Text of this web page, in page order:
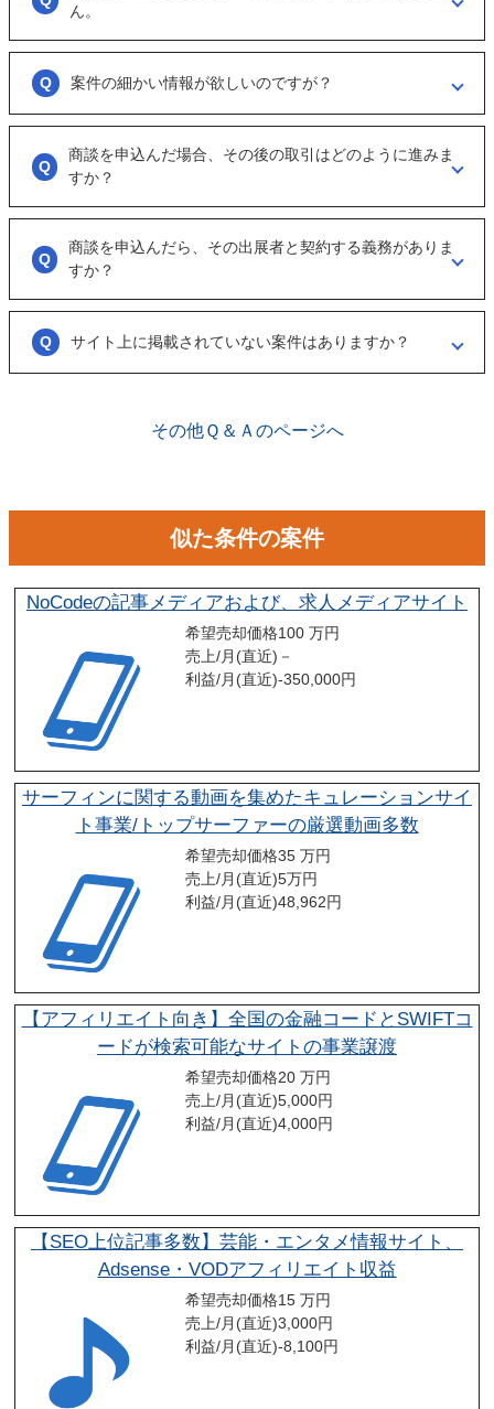
うな事業をされているのか？
可能であれば、詳細情報を出して欲しいと連絡ください。
ん。
大変申し訳ございません。こちらも、回答がない出展者には返事をする
ように催促をしております。
ただ、案件を見ていない方もおられるので、数日経っても返信がない場
案件の細かい情報が欲しいのですが？
「商談を申し込む」ボタンから案件の詳細情報をリクエストしてくださ
オンラインとは言え対人のやりとりですので、丁寧な言葉遣いを心掛け
商談を申込んだ場合、その後の取引はどのように進みま
すか？
実際に出展者（仲介案件の場合、仲介担当者）とのメッセージのやりと
りになります。
具体的に購入を考えた場合は、一度、出展者とのオンライン面談を行う
商談を申込んだら、その出展者と契約する義務がありま
すか？
ございません。まずは、商談でどのような事業なのかを確認する目的も
あるため、気軽に商談申し込みを行ってください。
サイト上に掲載されていない案件はありますか？
その他Ｑ＆Ａのページへ
似た条件の案件
NoCodeの記事メディアおよび、求人メディアサイト
希望売却価格100 万円
売上/月(直近) －
利益/月(直近)-350,000円
サーフィンに関する動画を集めたキュレーションサイ
ト事業/トップサーファーの厳選動画多数
希望売却価格35 万円
売上/月(直近)5万円
利益/月(直近)48,962円
【アフィリエイト向き】全国の金融コードとSWIFTコ
ードが検索可能なサイトの事業譲渡
希望売却価格20 万円
売上/月(直近)5,000円
利益/月(直近)4,000円
【SEO上位記事多数】芸能・エンタメ情報サイト、
Adsense・VODアフィリエイト収益
希望売却価格15 万円
売上/月(直近)3,000円
利益/月(直近)-8,100円